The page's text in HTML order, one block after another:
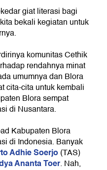
giat literasi bagi
bekali kegiatan untuk
komunitas Cethik
rendahnya minat
umumnya dan Blora
cita-cita untuk kembali
Blora sempat
di Nusantara.
Kabupaten Blora
di Indonesia. Banyak
Adhie Soerjo(TAS)
Ananta Toer. Nah,